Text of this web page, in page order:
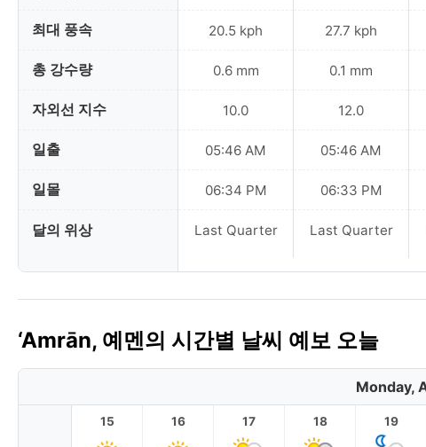
최대 풍속
총 강수량
자외선 지수
일출
일몰
달의 위상
20.5 kph
0.6 mm
10.0
05:46 AM
06:34 PM
Last Quarter
27.7 kph
0.1 mm
12.0
05:46 AM
06:33 PM
Last Quarter
‘Amrān, 예멘의 시간별 날씨 예보 오늘
Monday,
15 16 17 18 19